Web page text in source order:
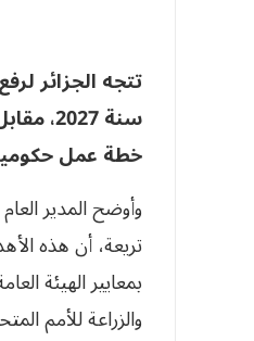
خطة عمل
وأوضح المدير
تريعة، أن هذه
بمعايير الهيئة
والزراعة للأمم